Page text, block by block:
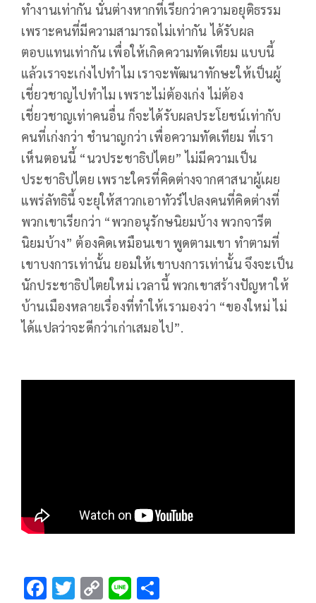
ทำงานเท่ากัน นั่นต่างหากที่เรียกว่าความอยุติธรรม
เพราะคนที่มีความสามารถไม่เท่ากัน ได้รับผล
ตอบแทนเท่ากัน เพื่อให้เกิดความทัดเทียม แบบนี้
แล้วเราจะเก่งไปทำไม เราจะพัฒนาทักษะให้เป็นผู้
เชี่ยวชาญไปทำไม เพราะไม่ต้องเก่ง ไม่ต้อง
เชี่ยวชาญเท่าคนอื่น ก็จะได้รับผลประโยชน์เท่ากับ
คนที่เก่งกว่า ชำนาญกว่า เพื่อความทัดเทียม ที่เรา
เห็นตอนนี้ “นวประชาธิปไตย” ไม่มีความเป็น
ประชาธิปไตย เพราะใครที่คิดต่างจากศาสนาผู้เผย
แพร่ลัทธินี้ จะยุให้สาวกเอาทัวร์ไปลงคนที่คิดต่างที่
พวกเขาเรียกว่า “พวกอนุรักษนิยมบ้าง พวกจารีต
นิยมบ้าง” ต้องคิดเหมือนเขา พูดตามเขา ทำตามที่
เขาบงการเท่านั้น ยอมให้เขาบงการเท่านั้น จึงจะเป็น
นักประชาธิปไตยใหม่ เวลานี้ พวกเขาสร้างปัญหาให้
บ้านเมืองหลายเรื่องที่ทำให้เรามองว่า “ของใหม่ ไม่
ได้แปลว่าจะดีกว่าเก่าเสมอไป”.
F T C Li